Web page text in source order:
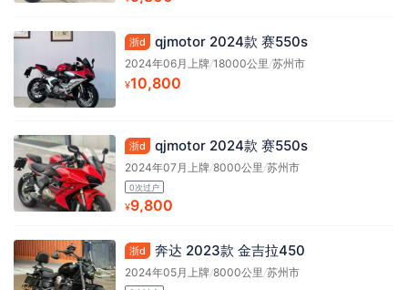
浙d qjmotor 2024款 赛550s
2024年06月上牌/18000公里 /苏州市
¥10,800
浙d qjmotor 2024款 赛550s
2024年07月上牌/8000公里 /苏州市
0次过户
¥9,800
浙d 奔达 2023款 金吉拉450
2024年05月上牌/8000公里 /苏州市